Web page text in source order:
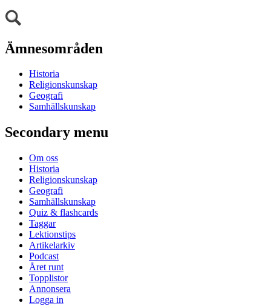
Ämnesområden
Historia
Religionskunskap
Geografi
Samhällskunskap
Secondary menu
Om oss
Historia
Religionskunskap
Geografi
Samhällskunskap
Quiz & flashcards
Taggar
Lektionstips
Artikelarkiv
Podcast
Året runt
Topplistor
Annonsera
Logga in